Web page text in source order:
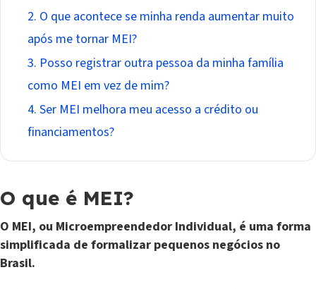
2. O que acontece se minha renda aumentar muito
após me tornar MEI?
3. Posso registrar outra pessoa da minha família
como MEI em vez de mim?
4. Ser MEI melhora meu acesso a crédito ou
financiamentos?
O que é MEI?
O MEI, ou Microempreendedor Individual, é uma forma
simplificada de formalizar pequenos negócios no
Brasil.